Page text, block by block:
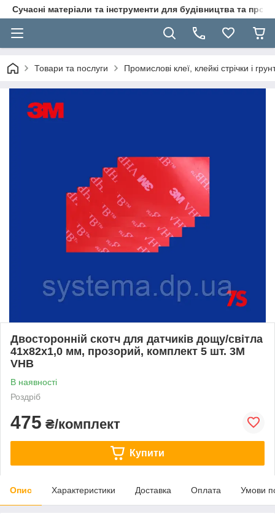
Сучасні матеріали та інструменти для будівництва та
Товари та послуги Промислові клеї, клейкі стрічки і
Двосторонній скотч для датчиків дощу/світла
41х82х1,0 мм, прозорий, комплект 5 шт. 3M
VHB
В наявності
Роздріб
475 ₴/комплект
Купити
Опис Характеристики Доставка Оплата Умови